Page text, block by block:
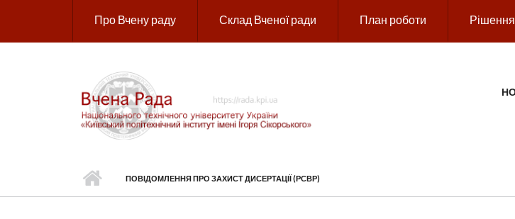
Про Вчену раду Склад Вченої ради План роботи
ГОЛОВНЕ МЕНЮ
ПОВІДОМЛЕННЯ ПРО ЗАХИСТ ДИСЕРТАЦІЇ (РСВР)